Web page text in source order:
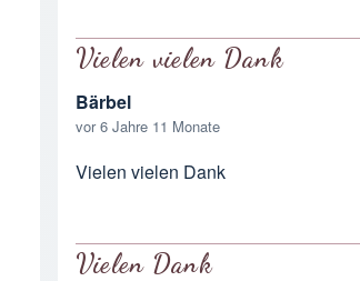
Vielen vielen Dank
Bärbel
vor 6 Jahre 11 Monate
Vielen vielen Dank
Vielen Dank